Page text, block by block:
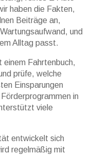
haben die Fakten,
Beiträge an,
und
Alltag passt.
Fahrtenbuch,
prüfe, welche
Einsparungen
in
viele
entwickelt sich
regelmäßig mit